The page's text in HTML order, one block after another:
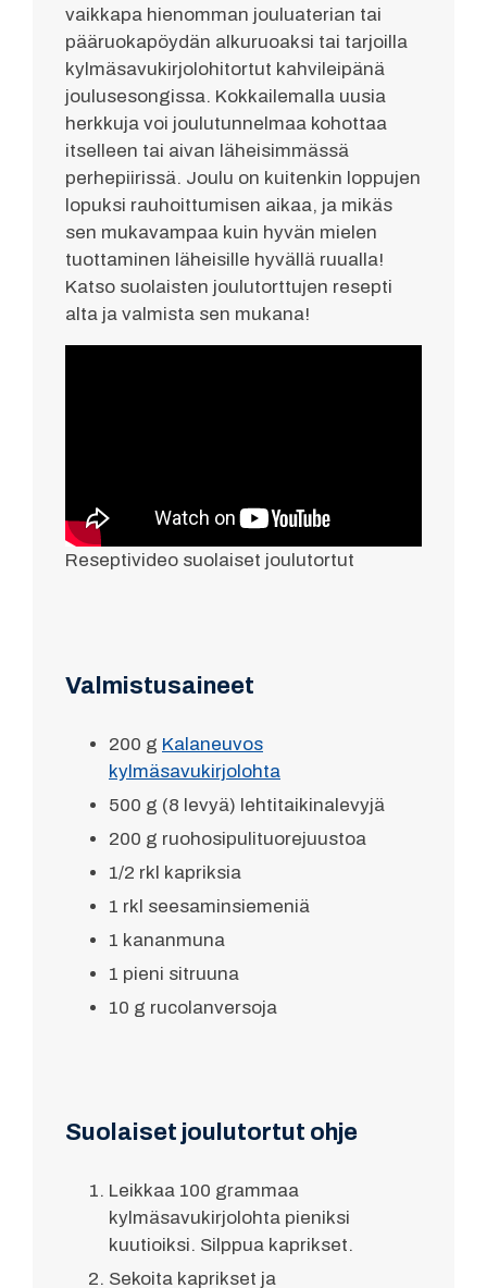
vaikkapa hienomman jouluaterian tai
pääruokapöydän alkuruoaksi tai tarjoilla
kylmäsavukirjolohitortut kahvileipänä
joulusesongissa. Kokkailemalla uusia
herkkuja voi joulutunnelmaa kohottaa
itselleen tai aivan läheisimmässä
perhepiirissä. Joulu on kuitenkin loppujen
lopuksi rauhoittumisen aikaa, ja mikäs
sen mukavampaa kuin hyvän mielen
tuottaminen läheisille hyvällä ruualla!
Katso suolaisten joulutorttujen resepti
alta ja valmista sen mukana!
Reseptivideo suolaiset joulutortut
Valmistusaineet
200 g Kalaneuvos
kylmäsavukirjolohta
500 g (8 levyä) lehtitaikinalevyjä
200 g ruohosipulituorejuustoa
1/2 rkl kapriksia
1 rkl seesaminsiemeniä
1 kananmuna
1 pieni sitruuna
10 g rucolanversoja
Suolaiset joulutortut ohje
Leikkaa 100 grammaa
kylmäsavukirjolohta pieniksi
kuutioiksi. Silppua kaprikset.
Sekoita kaprikset ja